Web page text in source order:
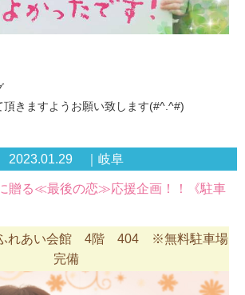
頂きますようお願い致します(#^.^#)
2023.01.29 ｜岐阜
贈る≪最後の恋≫応援企画！！《駐車
ふれあい会館 4階 404 ※無料駐車場
完備